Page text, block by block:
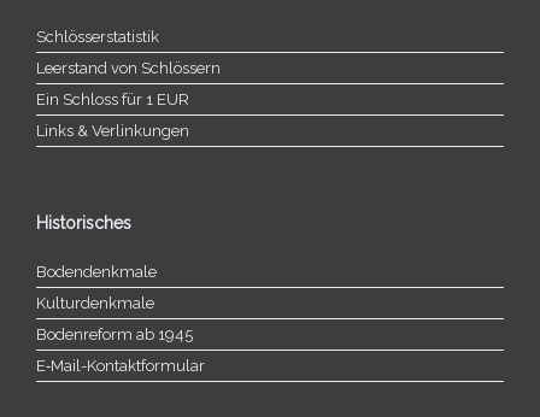
Schlösserstatistik
Leerstand von Schlössern
Ein Schloss für 1 EUR
Links & Verlinkungen
Historisches
Bodendenkmale
Kulturdenkmale
Bodenreform ab 1945
E‑Mail-​​Kontaktformular